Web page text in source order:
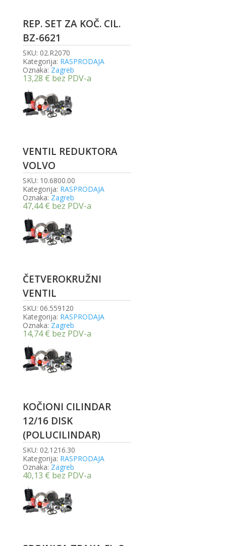
REP. SET ZA KOČ. CIL.
BZ-6621
SKU: 02.R2070
Kategorija: RASPRODAJA
Oznaka: Zagreb
13,28 € bez PDV-a
VENTIL REDUKTORA
VOLVO
SKU: 10.6800.00
Kategorija: RASPRODAJA
Oznaka: Zagreb
47,44€ bez PDV-a
ČETVEROKRUŽNI
VENTIL
SKU: 06.559120
Kategorija: RASPRODAJA
Oznaka: Zagreb
14,74€ bez PDV-a
KOČIONI CILINDAR
12/16 DISK
(POLUCILINDAR)
SKU: 02.1216.30
Kategorija: RASPRODAJA
Oznaka: Zagreb
40,13 € bez PDV-a